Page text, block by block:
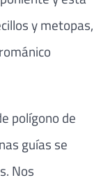
y metopas,
polígono de
guías se
Nos